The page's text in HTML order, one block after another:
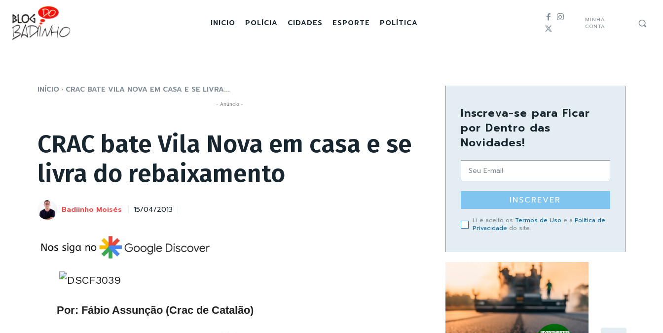
INICIO POLÍCIA CIDADES ESPORTE POLÍTICA
MINHA
CONTA
INÍCIO CRAC BATE VILA NOVA EM CASA E SE LIVRA...
- Anúncio -
CRAC bate Vila Nova em casa e se
livra do rebaixamento
Badiinho Moisés 15/04/2013
Por: Fábio Assunção (Crac de Catalão)
Inscreva-se para Ficar
por Dentro das
Novidades!
INSCREVER
Li e aceito os Termos de Uso e a Política de
Privacidade do site.